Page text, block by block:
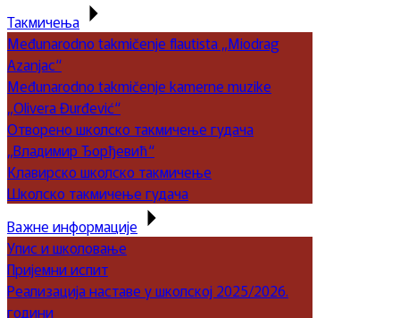
Такмичења
Međunarodno takmičenje flautista „Miodrag
Azanjac“
Međunarodno takmičenje kamerne muzike
„Olivera Đurđević“
Отворено школско такмичење гудача
„Владимир Ђорђевић“
Клавирско школско такмичење
Школско такмичење гудача
Важне информације
Упис и школовање
Пријемни испит
Реализација наставе у школској 2025/2026.
години